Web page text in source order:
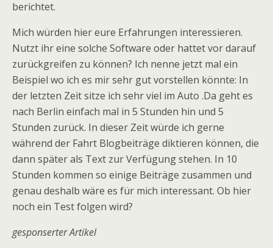
berichtet.
Mich würden hier eure Erfahrungen interessieren.
Nutzt ihr eine solche Software oder hattet vor darauf
zurückgreifen zu können? Ich nenne jetzt mal ein
Beispiel wo ich es mir sehr gut vorstellen könnte: In
der letzten Zeit sitze ich sehr viel im Auto .Da geht es
nach Berlin einfach mal in 5 Stunden hin und 5
Stunden zurück. In dieser Zeit würde ich gerne
während der Fahrt Blogbeiträge diktieren können, die
dann später als Text zur Verfügung stehen. In 10
Stunden kommen so einige Beiträge zusammen und
genau deshalb wäre es für mich interessant. Ob hier
noch ein Test folgen wird?
gesponserter Artikel